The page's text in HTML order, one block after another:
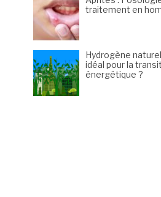
traitement en
Hydrogène
idéal pour la
énergétique ?